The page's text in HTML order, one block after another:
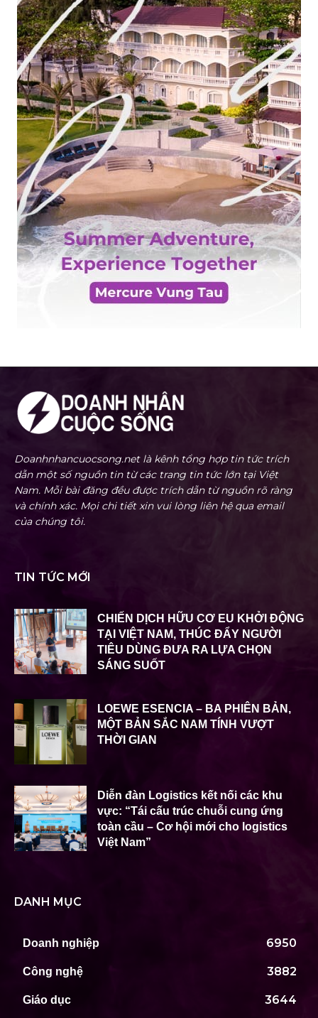
Doanhnhancuocsong.net là kênh tổng hợp tin tức trích
dẫn một số nguồn tin từ các trang tin tức lớn tại Việt
Nam. Mỗi bài đăng đều được trích dẫn từ nguồn rõ ràng
và chính xác. Mọi chi tiết xin vui lòng liên hệ qua email
của chúng tôi.
TIN TỨC MỚI
CHIẾN DỊCH HỮU CƠ EU KHỞI ĐỘNG
TẠI VIỆT NAM, THÚC ĐẨY NGƯỜI
TIÊU DÙNG ĐƯA RA LỰA CHỌN
SÁNG SUỐT
LOEWE ESENCIA – BA PHIÊN BẢN,
MỘT BẢN SẮC NAM TÍNH VƯỢT
THỜI GIAN
Diễn đàn Logistics kết nối các khu
vực: “Tái cấu trúc chuỗi cung ứng
toàn cầu – Cơ hội mới cho logistics
Việt Nam”
DANH MỤC
Doanh nghiệp 6950
Công nghệ 3882
Giáo dục 3644